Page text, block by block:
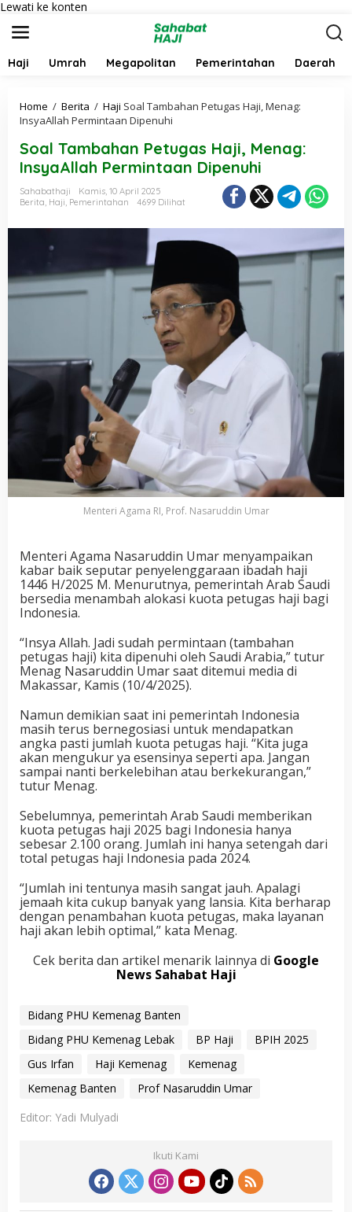
Lewati ke konten
Haji Umrah Megapolitan Pemerintahan Daerah
Home / Berita / Haji Soal Tambahan Petugas Haji, Menag:
InsyaAllah Permintaan Dipenuhi
Soal Tambahan Petugas Haji, Menag:
InsyaAllah Permintaan Dipenuhi
Sahabathaji
Kamis, 10 April 2025
Berita, Haji, Pemerintahan 4699 Dilihat
Menteri Agama RI, Prof. Nasaruddin Umar
Menteri Agama Nasaruddin Umar menyampaikan
kabar baik seputar penyelenggaraan ibadah haji
1446 H/2025 M. Menurutnya, pemerintah Arab Saudi
bersedia menambah alokasi kuota petugas haji bagi
Indonesia.
“Insya Allah. Jadi sudah permintaan (tambahan
petugas haji) kita dipenuhi oleh Saudi Arabia,” tutur
Menag Nasaruddin Umar saat ditemui media di
Makassar, Kamis (10/4/2025).
Namun demikian saat ini pemerintah Indonesia
masih terus bernegosiasi untuk mendapatkan
angka pasti jumlah kuota petugas haji. “Kita juga
akan mengukur ya esensinya seperti apa. Jangan
sampai nanti berkelebihan atau berkekurangan,”
tutur Menag.
Sebelumnya, pemerintah Arab Saudi memberikan
kuota petugas haji 2025 bagi Indonesia hanya
sebesar 2.100 orang. Jumlah ini hanya setengah dari
total petugas haji Indonesia pada 2024.
“Jumlah ini tentunya masih sangat jauh. Apalagi
jemaah kita cukup banyak yang lansia. Kita berharap
dengan penambahan kuota petugas, maka layanan
haji akan lebih optimal,” kata Menag.
Cek berita dan artikel menarik lainnya di Google
News Sahabat Haji
Bidang PHU Kemenag Banten
Bidang PHU Kemenag Lebak
BP Haji
BPIH 2025
Gus Irfan
Haji Kemenag
Kemenag
Kemenag Banten
Prof Nasaruddin Umar
Editor: Yadi Mulyadi
Ikuti Kami